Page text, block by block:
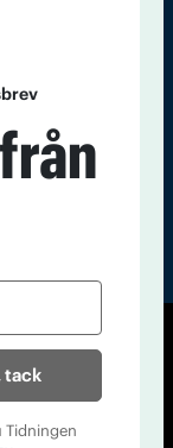
tack
Tidningen